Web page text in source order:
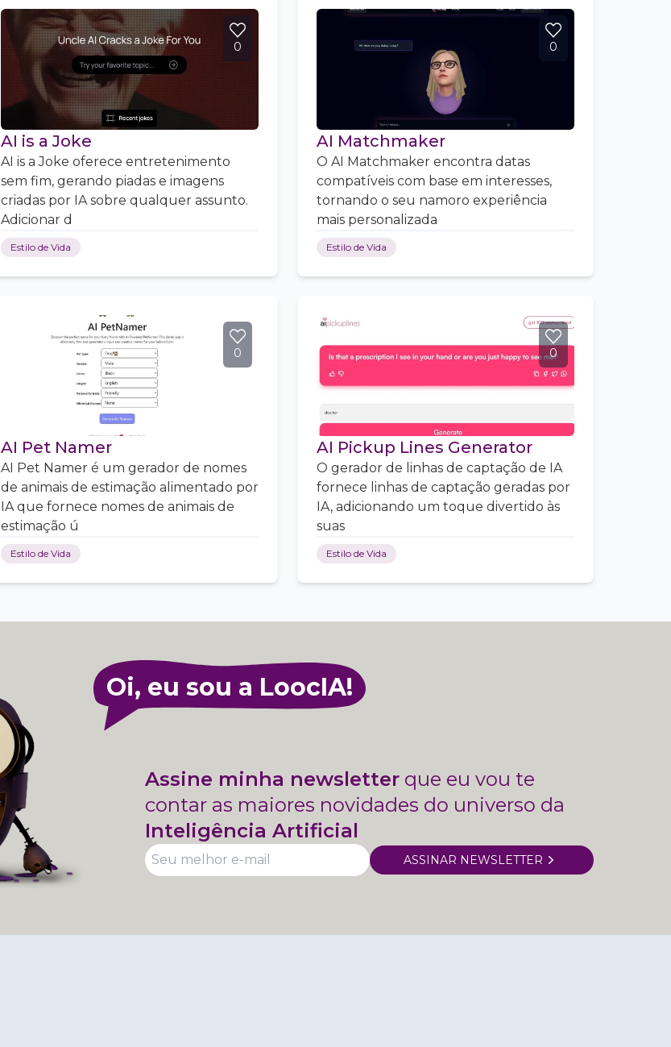
0
AI is a Joke
AI is a Joke oferece entretenimento
sem fim, gerando piadas e imagens
criadas por IA sobre qualquer assunto.
Adicionar d
Estilo de Vida
0
AI Matchmaker
O AI Matchmaker encontra datas
compatíveis com base em interesses,
tornando o seu namoro experiência
mais personalizada
Estilo de Vida
0
AI Pet Namer
AI Pet Namer é um gerador de nomes
de animais de estimação alimentado por
IA que fornece nomes de animais de
estimação ú
Estilo de Vida
0
AI Pickup Lines Generator
O gerador de linhas de captação de IA
fornece linhas de captação geradas por
IA, adicionando um toque divertido às
suas
Estilo de Vida
Oi, eu sou a LoocIA!
Assine minha newsletter que eu vou te
contar as maiores novidades do universo da
Inteligência Artificial
ASSINAR NEWSLETTER